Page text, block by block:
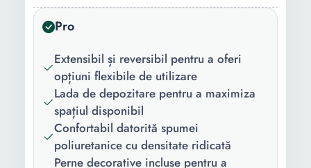
Culoare:
Galben Albastru
Numar locuri:
Caracteristici
cheie:
Reversibila Lada
depozitare
Utilizat pentru:
Living
Material
tapiterie:
Stofa
Pro
Extensibil și reversibil pentru a oferi
opțiuni flexibile de utilizare
Lada de depozitare pentru a maximiza
spațiul disponibil
Confortabil datorită spumei
poliuretanice cu densitate ridicată
Perne decorative incluse pentru a